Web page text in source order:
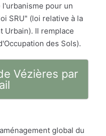
pour un
SRU" (loi relative à la
Urbain). Il remplace
des Sols).
Vézières par
global du